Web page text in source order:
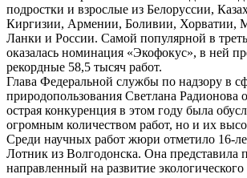
подростки и взрослые из Белоруссии,
Киргизии, Армении, Боливии, Хорватии,
Ланки и России. Самой популярной в
оказалась номинация «Экофокус», в ней
рекордные 58,5 тысяч работ.
Глава Федеральной службы по надзору в
природопользования Светлана Радионова
острая конкуренция в этом году была
огромным количеством работ, но и их
Среди научных работ жюри отметило 16-
Лотник из Волгодонска. Она представила
направленный на развитие экологического